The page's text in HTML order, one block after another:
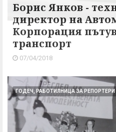
Борис Янков -
директор на
Корпорация
транспорт
07/04/2018
ГОДЕЧ, РАБОТИЛНИЦА ЗА РЕПОРТЕРИ